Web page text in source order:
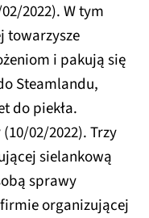
2022). W tym
towarzysze
i pakują się
Steamlandu,
do piekła.
(10/02/2022). Trzy
sielankową
sprawy
organizującej